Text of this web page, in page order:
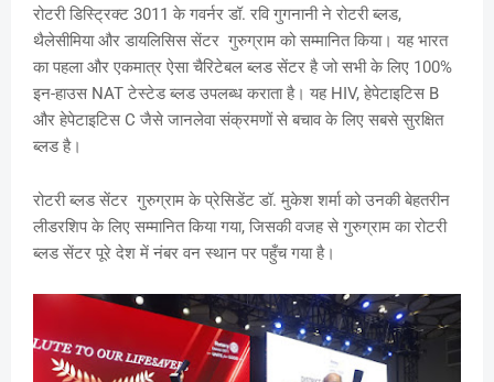
रोटरी डिस्ट्रिक्ट 3011 के गवर्नर डॉ. रवि गुगनानी ने रोटरी ब्लड,
थैलेसीमिया और डायलिसिस सेंटर गुरुग्राम को सम्मानित किया। यह भारत
का पहला और एकमात्र ऐसा चैरिटेबल ब्लड सेंटर है जो सभी के लिए 100%
इन-हाउस NAT टेस्टेड ब्लड उपलब्ध कराता है। यह HIV, हेपेटाइटिस B
और हेपेटाइटिस C जैसे जानलेवा संक्रमणों से बचाव के लिए सबसे सुरक्षित
ब्लड है।
रोटरी ब्लड सेंटर गुरुग्राम के प्रेसिडेंट डॉ. मुकेश शर्मा को उनकी बेहतरीन
लीडरशिप के लिए सम्मानित किया गया, जिसकी वजह से गुरुग्राम का रोटरी
ब्लड सेंटर पूरे देश में नंबर वन स्थान पर पहुँच गया है।